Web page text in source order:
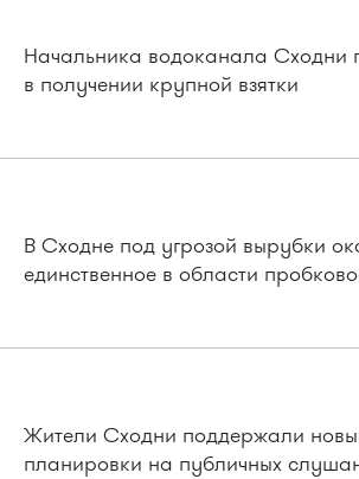
Начальника водоканала Сходни
в получении крупной взятки
В Сходне под угрозой вырубки
единственное в области
Жители Сходни поддержали
планировки на публичных